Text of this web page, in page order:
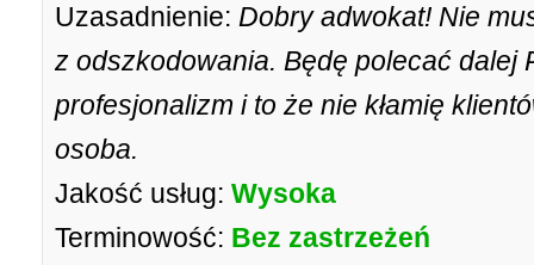
Uzasadnienie: Dobry adwokat! Nie
z odszkodowania. Będę polecać dalej
profesjonalizm i to że nie kłamię
osoba.
Jakość usług: Wysoka
Terminowość: Bez zastrzeżeń